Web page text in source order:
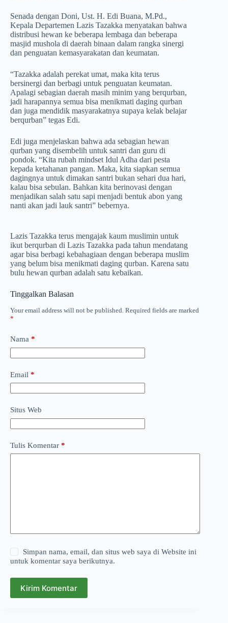
Senada dengan Doni, Ust. H. Edi Buana, M.Pd.,
Kepala Departemen Lazis Tazakka menyatakan bahwa
distribusi hewan ke beberapa lembaga dan beberapa
masjid mushola di daerah binaan dalam rangka sinergi
dan penguatan kemasyarakatan dan keumatan.
“Tazakka adalah perekat umat, maka kita terus
bersinergi dan berbagi untuk penguatan keumatan.
Apalagi sebagian daerah masih minim yang berqurban,
jadi harapannya semua bisa menikmati daging qurban
dan juga mendidik masyarakatnya supaya kelak belajar
berqurban” tegas Edi.
Edi juga menjelaskan bahwa ada sebagian hewan
qurban yang disembelih untuk santri dan guru di
pondok. “Kita rubah mindset Idul Adha dari pesta
kepada ketahanan pangan. Maka, kita siapkan semua
dagingnya untuk dimakan santri bukan sehari dua hari,
kalau bisa sebulan. Bahkan kita berinovasi dengan
menjadikan salah satu sapi menjadi bentuk abon yang
nanti akan jadi lauk santri” bebernya.
Lazis Tazakka terus mengajak kaum muslimin untuk
ikut berqurban di Lazis Tazakka pada tahun mendatang
agar bisa berbagi kebahagiaan dengan beberapa muslim
yang belum bisa menikmati daging qurban. Karena satu
bulu hewan qurban adalah satu kebaikan.
Tinggalkan Balasan
Your email address will not be published. Required fields are marked
*
Nama *
Email *
Situs Web
Tulis Komentar *
Simpan nama, email, dan situs web saya di Website ini
untuk komentar saya berikutnya.
Kirim Komentar